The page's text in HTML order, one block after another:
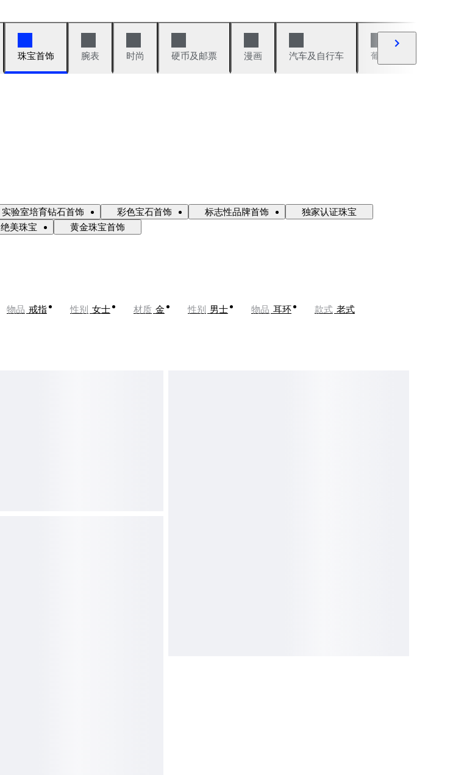
珠宝首饰 腕表 时尚 硬币及邮票 漫画 汽车及自行车 葡萄酒及烈性酒
实验室培育钻石首饰 彩色宝石首饰 标志性品牌首饰
独家认证珠宝
绝美珠宝 黄金珠宝首饰
物品 戒指 性别 女士 材质 金 性别 男士 物品 耳环 款式 老式